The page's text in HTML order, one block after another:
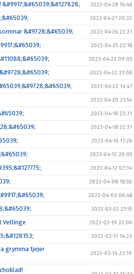
2023-04-28 16:46
2023-04-27 20:32
&#9728;&#65039; 2023-04-26 22:21
2023-04-25 23:18
2023-04-23 09:05
2023-04-22 21:08
2023-04-22 14:47
2023-04-20 21:54
2023-04-18 23:31
2023-04-18 22:37
2023-04-16 17:26
2023-04-13 20:05
2023-04-12 07:34
2023-04-08 18:50
2023-04-03 06:48
2023-03-23 21:55
Vellinge 2023-03-19 22:06
2023-03-17 14:23
grymma tjejer
2023-03-14 22:19